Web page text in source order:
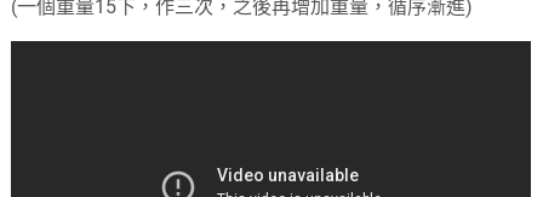
(一個重量15下，作三次，之後再增加重量，循序漸進)